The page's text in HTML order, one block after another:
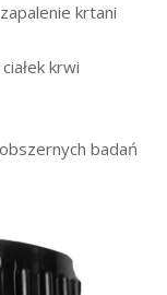
krtani
krwi
badań